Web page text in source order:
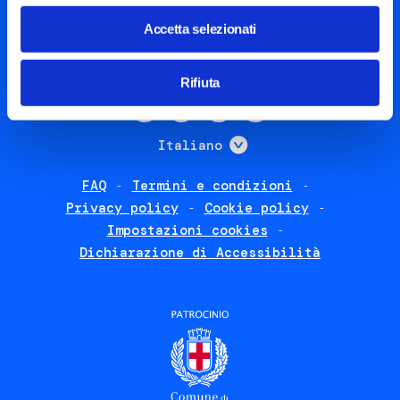
Accetta selezionati
Rifiuta
info@steptothefuture.it
+39 02 33 020 088
Social
Italiano Mostra ulteriori
FAQ
Termini e condizioni
Privacy policy
Cookie policy
Impostazioni cookies
Dichiarazione di Accessibilità